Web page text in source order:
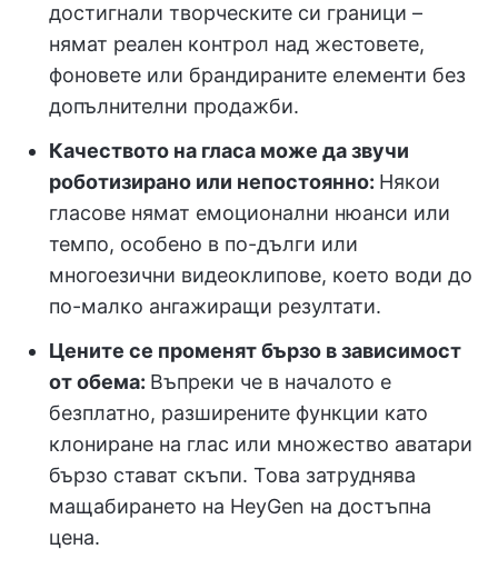
достигнали творческите си граници –
нямат реален контрол над жестовете,
фоновете или брандираните елементи без
допълнителни продажби.
Качеството на гласа може да звучи
роботизирано или непостоянно: Някои
гласове нямат емоционални нюанси или
темпо, особено в по-дълги или
многоезични видеоклипове, което води до
по-малко ангажиращи резултати.
Цените се променят бързо в зависимост
от обема: Въпреки че в началото е
безплатно, разширените функции като
клониране на глас или множество аватари
бързо стават скъпи. Това затруднява
мащабирането на HeyGen на достъпна
цена.